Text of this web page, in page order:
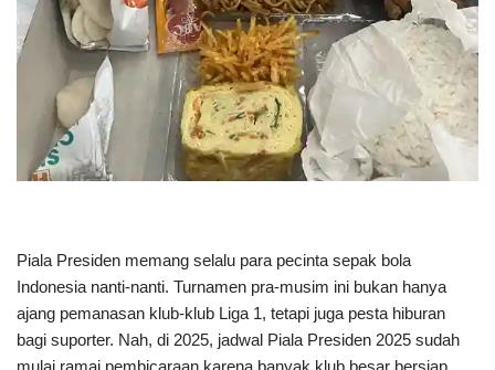
Piala Presiden memang selalu para pecinta sepak bola
Indonesia nanti-nanti. Turnamen pra-musim ini bukan hanya
ajang pemanasan klub-klub Liga 1, tetapi juga pesta hiburan
bagi suporter. Nah, di 2025, jadwal Piala Presiden 2025 sudah
mulai ramai pembicaraan karena banyak klub besar bersiap